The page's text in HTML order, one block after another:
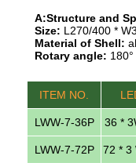
A:Structure and
Size: L270/400 *
Material of Shell:
Rotary angle: 180°
ITEM NO.
LWW-7-36P
36 *
LWW-7-72P 72 * 3